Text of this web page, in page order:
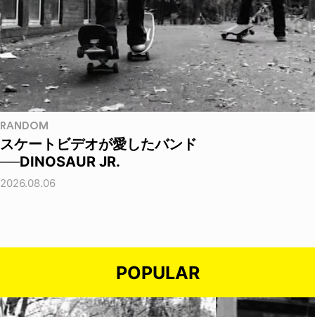
RANDOM
スケートビデオが愛したバンド
──DINOSAUR JR.
2026.08.06
POPULAR